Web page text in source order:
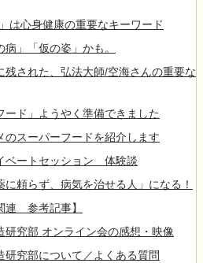
は心身健康の重要なキーワード
」「仮の姿」かも。
残された、弘法大師/空海さんの重要な
ード」ようやく準備できました
のスーパーフードを紹介します
ベートセッション 体験談
に頼らず、病気を治せる人」になる！
連 参考記事】
研究部 オンライン会の感想・映像
研究部について／よくある質問